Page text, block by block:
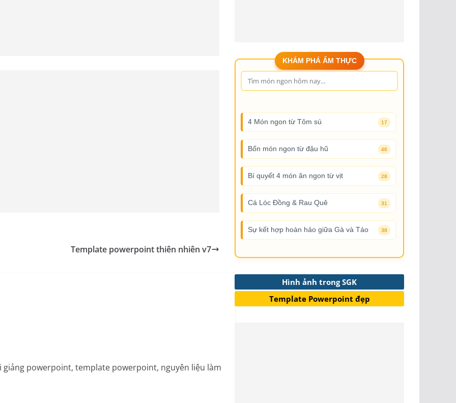
Template powerpoint thiên nhiên v7
giảng powerpoint, template powerpoint, nguyên liệu làm
KHÁM PHÁ ẨM THỰC
4 Món ngon từ Tôm sú 17
Bốn món ngon từ đậu hũ 46
Bí quyết 4 món ăn ngon từ vịt 28
Cá Lóc Đồng & Rau Quê 31
Sự kết hợp hoàn hảo giữa Gà và Táo 38
Hình ảnh trong SGK
Template Powerpoint đẹp